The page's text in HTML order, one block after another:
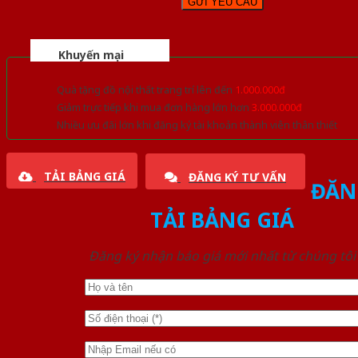
Khuyến mại
Quà tặng đồ nội thất trang trí lên đến 1.000.000đ
Giảm trực tiếp khi mua đơn hàng lớn hơn 3.000.000đ
Nhiều ưu đãi lớn khi đăng ký tài khoản thành viên thân thiết
TẢI BẢNG GIÁ ĐĂNG KÝ TƯ VẤN
TẢI BẢNG GIÁ
Đăng ký nhận báo giá mới nhất từ chúng tôi